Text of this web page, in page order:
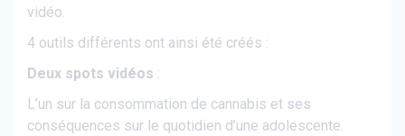
vidéo.
4 outils différents ont ainsi été créés :
Deux spots vidéos :
L’un sur la consommation de cannabis et ses
conséquences sur le quotidien d’une adolescente.